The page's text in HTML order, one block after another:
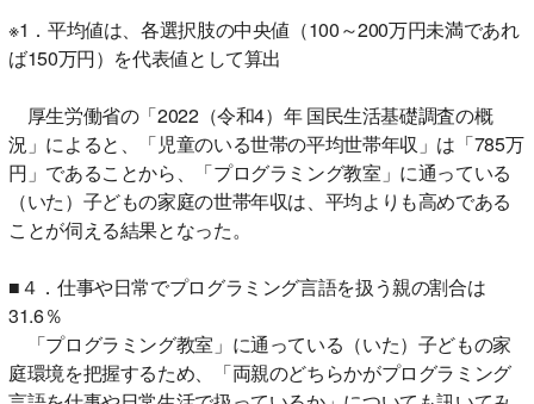
※1．平均値は、各選択肢の中央値（100～200万円未満であれ
ば150万円）を代表値として算出
厚生労働省の「2022（令和4）年 国民生活基礎調査の概
況」によると、「児童のいる世帯の平均世帯年収」は「785万
円」であることから、「プログラミング教室」に通っている
（いた）子どもの家庭の世帯年収は、平均よりも高めである
ことが伺える結果となった。
■４．仕事や日常でプログラミング言語を扱う親の割合は
31.6％
「プログラミング教室」に通っている（いた）子どもの家
庭環境を把握するため、「両親のどちらかがプログラミング